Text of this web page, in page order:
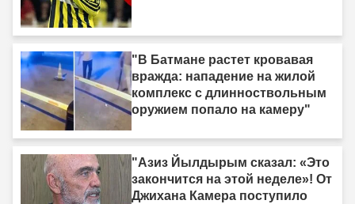
"В Батмане растет кровавая
вражда: нападение на жилой
комплекс с длинноствольным
оружием попало на камеру"
"Азиз Йылдырым сказал: «Это
закончится на этой неделе»! От
Джихана Камера поступило